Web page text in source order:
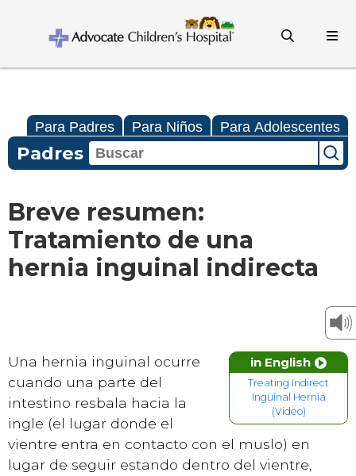
Para Padres Para Niños Para Adolescentes
Padres
Breve resumen:
Tratamiento de una
hernia inguinal indirecta
in English
Treating Indirect
Inguinal Hernia
(Video)
Una hernia inguinal ocurre
cuando una parte del
intestino resbala hacia la
ingle (el lugar donde el
vientre entra en contacto con el muslo) en
lugar de seguir estando dentro del vientre,